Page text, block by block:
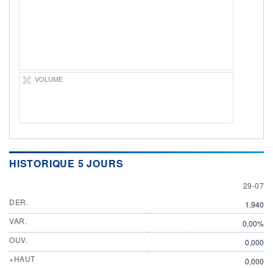
+ PORTEFEUILLE + LISTE
VOLUME
HISTORIQUE 5 JOURS
29 JULY
29-07
DER.
1,940
VAR.
0,00%
OUV.
0,000
+HAUT
0,000